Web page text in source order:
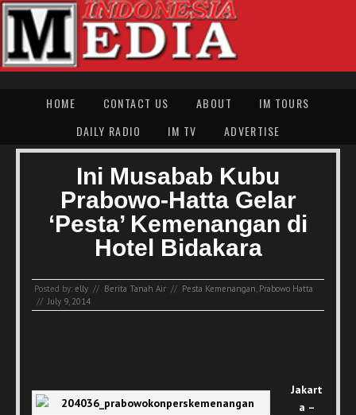
HOME CONTACT US ABOUT
IM TOURS
DAILY RADIO
IM TV ADVERTISE
Ini Musabab Kubu
Prabowo-Hatta Gelar
‘Pesta’ Kemenangan di
Hotel Bidakara
Posted by: elly // Berita Tanah Air // Pesta Kemenangan Prabowo Hatta
// July 9, 2014
Jakart
a –